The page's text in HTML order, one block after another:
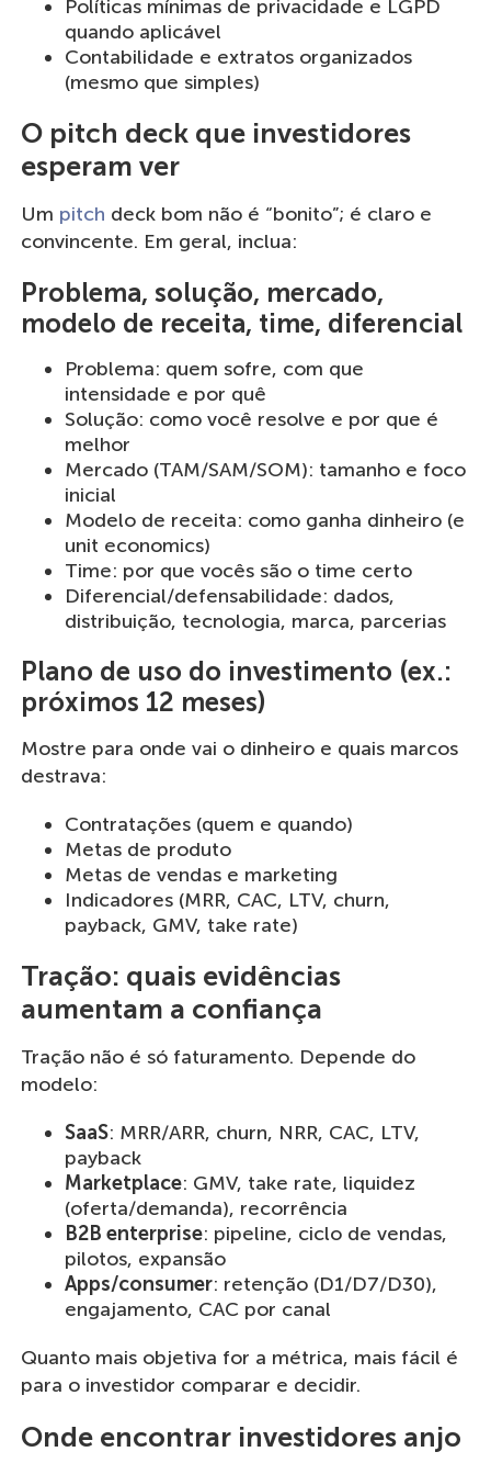
Políticas mínimas de privacidade e LGPD
quando aplicável
Contabilidade e extratos organizados
(mesmo que simples)
O pitch deck que investidores
esperam ver
Um pitch deck bom não é “bonito”; é claro e
convincente. Em geral, inclua:
Problema, solução, mercado,
modelo de receita, time, diferencial
Problema: quem sofre, com que
intensidade e por quê
Solução: como você resolve e por que é
melhor
Mercado (TAM/SAM/SOM): tamanho e foco
inicial
Modelo de receita: como ganha dinheiro (e
unit economics)
Time: por que vocês são o time certo
Diferencial/defensabilidade: dados,
distribuição, tecnologia, marca, parcerias
Plano de uso do investimento (ex.:
próximos 12 meses)
Mostre para onde vai o dinheiro e quais marcos
destrava:
Contratações (quem e quando)
Metas de produto
Metas de vendas e marketing
Indicadores (MRR, CAC, LTV, churn,
payback, GMV, take rate)
Tração: quais evidências
aumentam a confiança
Tração não é só faturamento. Depende do
modelo:
SaaS: MRR/ARR, churn, NRR, CAC, LTV,
payback
Marketplace: GMV, take rate, liquidez
(oferta/demanda), recorrência
B2B enterprise: pipeline, ciclo de vendas,
pilotos, expansão
Apps/consumer: retenção (D1/D7/D30),
engajamento, CAC por canal
Quanto mais objetiva for a métrica, mais fácil é
para o investidor comparar e decidir.
Onde encontrar investidores anjo